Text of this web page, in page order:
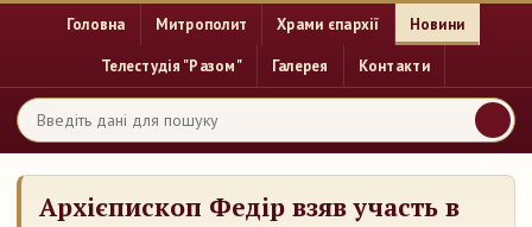
Головна Митрополит Храми єпархії Новини
Телестудія "Разом" Галерея Контакти
Архієпископ Федір взяв участь в